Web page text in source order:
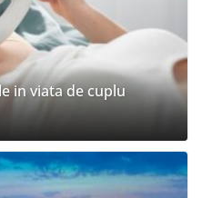
in viata de cuplu